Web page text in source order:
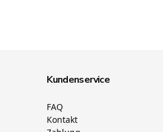
Kundenservice
FAQ
Kontakt